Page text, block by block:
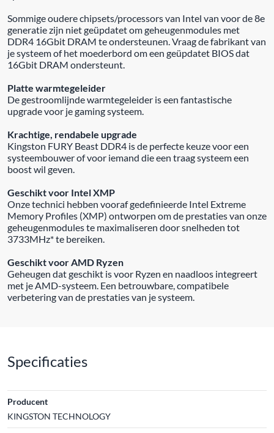
Sommige oudere chipsets/processors van Intel van voor de 8e
generatie zijn niet geüpdatet om geheugenmodules met
DDR4 16Gbit DRAM te ondersteunen. Vraag de fabrikant van
je systeem of het moederbord om een geüpdatet BIOS dat
16Gbit DRAM ondersteunt.
Platte warmtegeleider
De gestroomlijnde warmtegeleider is een fantastische
upgrade voor je gaming systeem.
Krachtige, rendabele upgrade
Kingston FURY Beast DDR4 is de perfecte keuze voor een
systeembouwer of voor iemand die een traag systeem een
boost wil geven.
Geschikt voor Intel XMP
Onze technici hebben vooraf gedefinieerde Intel Extreme
Memory Profiles (XMP) ontworpen om de prestaties van onze
geheugenmodules te maximaliseren door snelheden tot
3733MHz* te bereiken.
Geschikt voor AMD Ryzen
Geheugen dat geschikt is voor Ryzen en naadloos integreert
met je AMD-systeem. Een betrouwbare, compatibele
verbetering van de prestaties van je systeem.
Specificaties
Producent
KINGSTON TECHNOLOGY